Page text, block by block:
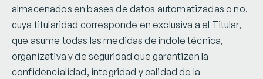
almacenados en bases de datos automatizadas o no,
cuya titularidad corresponde en exclusiva a el Titular,
que asume todas las medidas de índole técnica,
organizativa y de seguridad que garantizan la
confidencialidad, integridad y calidad de la